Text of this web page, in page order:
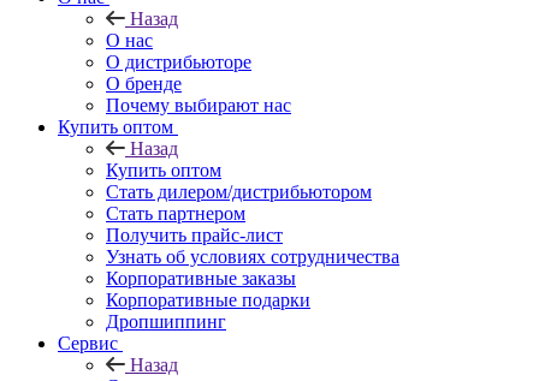
Назад
О нас
О дистрибьюторе
О бренде
Почему выбирают нас
Купить оптом
Назад
Купить оптом
Стать дилером/дистрибьютором
Стать партнером
Получить прайс-лист
Узнать об условиях сотрудничества
Корпоративные заказы
Корпоративные подарки
Дропшиппинг
Сервис
Назад